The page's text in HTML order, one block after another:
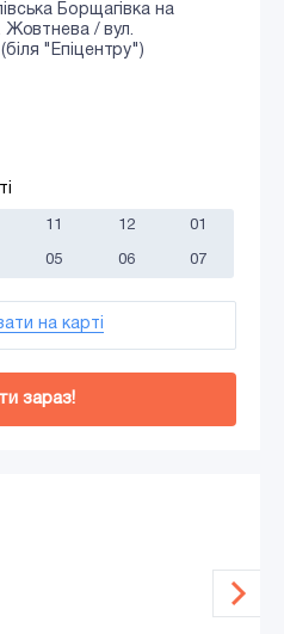
Борщагівка на
Жовтнева / вул.
"Епіцентру")
11 12 01
05 06 07
на карті
зараз!